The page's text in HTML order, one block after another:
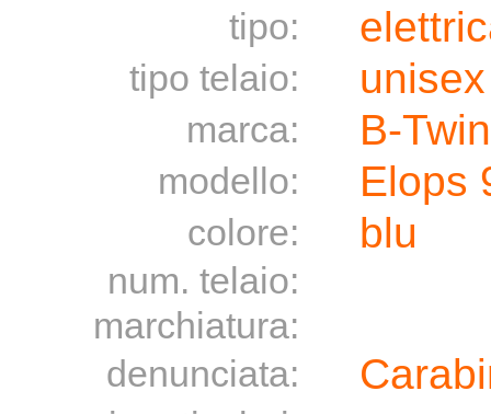
tipo:
tipo telaio: unisex
marca: B-
modello: Elops
colore: blu
num. telaio:
marchiatura:
denunciata: